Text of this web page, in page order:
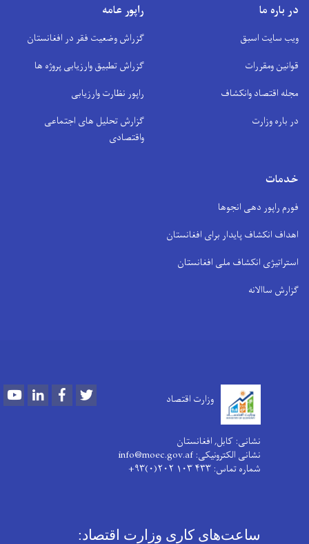
در باره ما
ویب سایت اسبق
قوانین ومقررات
مجله اقتصاد وانکشاف
در باره وزارت
راپور عامه
گزراش وضعیت فقر در افغانستان
گزراش تطبیق وارزیابی پروژه ها
راپور نظارت وارزیابی
گزارش تحلیل های اجتماعی
واقتصادی
خدمات
فورم راپور دهی انجوها
اهداف انکشاف پایدار برای افغانستان
استراتیژی انکشاف ملی افغانستان
گزارش ساالانه
وزارت اقتصاد YoutubeLinkedInFacebook
نشانی: کابل, افغانستان
نشانی الکترونیکی: info@moec.gov.af
شماره تماس: ۴۳۳ ۱۰۳ ۲۰۲(۰)۹۳+
ساعت‌های کاری وزارت اقتصاد: